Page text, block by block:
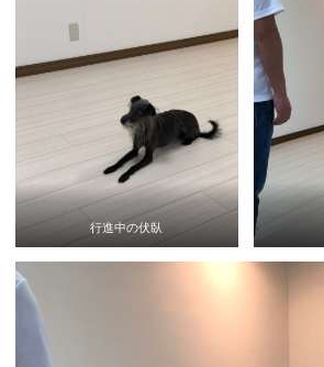
行進中の伏臥